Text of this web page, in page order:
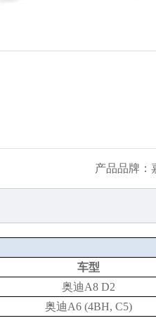
产品品牌：
车型
奥迪A8 D2
奥迪A6 (4BH, C5)